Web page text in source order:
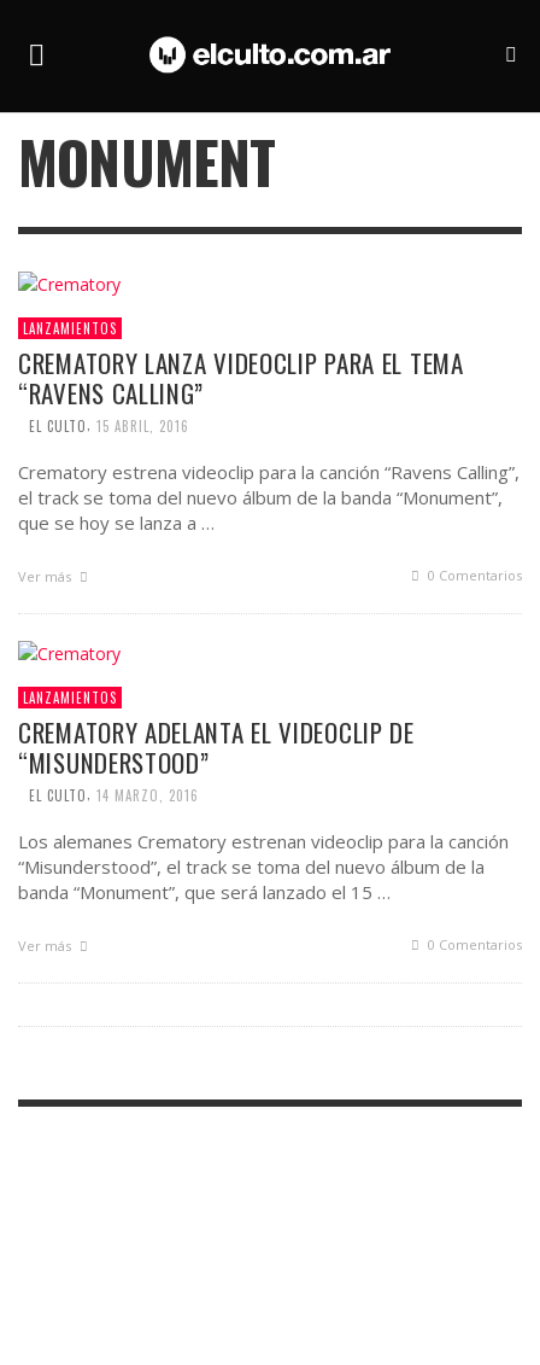
MONUMENT
LANZAMIENTOS
CREMATORY LANZA VIDEOCLIP PARA EL TEMA
“RAVENS CALLING”
EL CULTO, 15 ABRIL, 2016
Crematory estrena videoclip para la canción “Ravens Calling”,
el track se toma del nuevo álbum de la banda “Monument”,
que se hoy se lanza a …
Ver más 0 Comentarios
LANZAMIENTOS
CREMATORY ADELANTA EL VIDEOCLIP DE
“MISUNDERSTOOD”
EL CULTO 14 MARZO, 2016
Los alemanes Crematory estrenan videoclip para la canción
“Misunderstood”, el track se toma del nuevo álbum de la
banda “Monument”, que será lanzado el 15 …
Ver más 0 Comentarios